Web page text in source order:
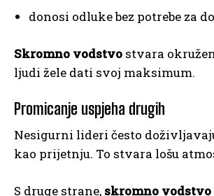
donosi odluke bez potrebe za
Skromno vodstvo stvara
ljudi žele dati svoj maksimum.
Promicanje uspjeha drugih
Nesigurni lideri često
kao prijetnju. To stvara lošu
S druge strane, skromno vodstvo